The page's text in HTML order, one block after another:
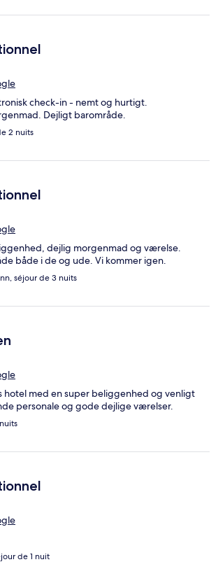
check-in - nemt og hurtigt.
Dejligt barområde.
2 nuits
dejlig morgenmad og værelse.
både i de og ude. Vi kommer igen.
séjour de 3 nuits
hotel med en super beliggenhed og venligt
personale og gode dejlige værelser.
de 1 nuit